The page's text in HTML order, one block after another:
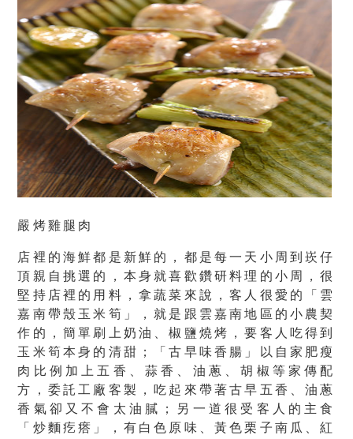
嚴烤雞腿肉
店裡的海鮮都是新鮮的，都是每一天小周到崁仔
頂親自挑選的，本身就喜歡鑽研料理的小周，很
堅持店裡的用料，拿蔬菜來說，客人很愛的「雲
嘉南帶殼玉米筍」，就是跟雲嘉南地區的小農契
作的，簡單刷上奶油、椒鹽燒烤，要客人吃得到
玉米筍本身的清甜；「古早味香腸」以自家肥瘦
肉比例加上五香、蒜香、油蔥、胡椒等家傳配
方，委託工廠客製，吃起來帶著古早五香、油蔥
香氣卻又不會太油膩；另一道很受客人的主食
「炒麵疙瘩」，有白色原味、黃色栗子南瓜、紅